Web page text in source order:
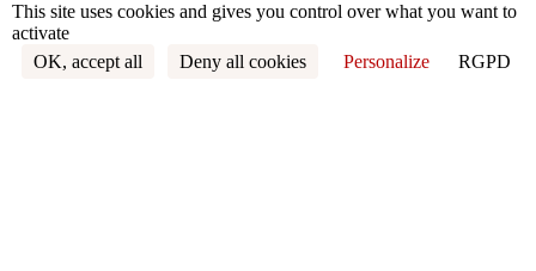
SAPERI ARTIGIANALI D’ECCELLENZA
This site uses cookies and gives you control over what you want to
activate
OK, accept all
Deny all cookies Personalize RGPD